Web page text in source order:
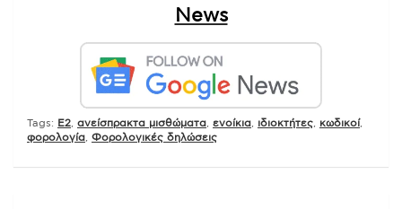
News
Tags: E2 ανείσπρακτα μισθώματα ενοίκια ιδιοκτήτες κωδικοί,
φορολογία Φορολογικές δηλώσεις